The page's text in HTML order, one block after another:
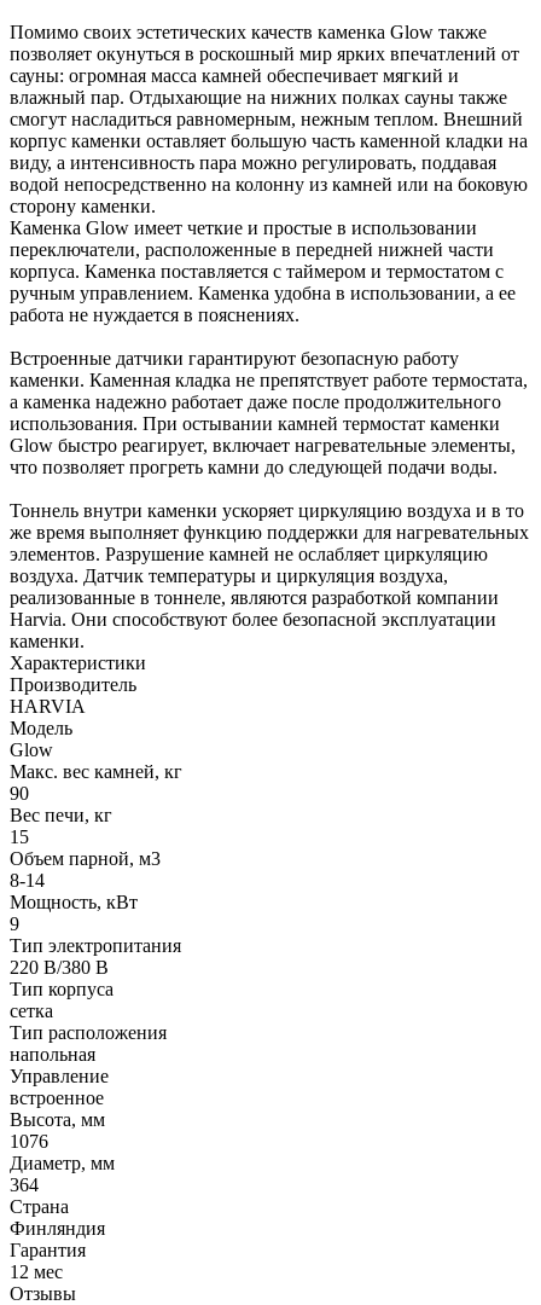
Помимо своих эстетических качеств каменка Glow также
позволяет окунуться в роскошный мир ярких впечатлений от
сауны: огромная масса камней обеспечивает мягкий и
влажный пар. Отдыхающие на нижних полках сауны также
смогут насладиться равномерным, нежным теплом. Внешний
корпус каменки оставляет большую часть каменной кладки на
виду, а интенсивность пара можно регулировать, поддавая
водой непосредственно на колонну из камней или на боковую
сторону каменки.
Каменка Glow имеет четкие и простые в использовании
переключатели, расположенные в передней нижней части
корпуса. Каменка поставляется с таймером и термостатом с
ручным управлением. Каменка удобна в использовании, а ее
работа не нуждается в пояснениях.
Встроенные датчики гарантируют безопасную работу
каменки. Каменная кладка не препятствует работе термостата,
а каменка надежно работает даже после продолжительного
использования. При остывании камней термостат каменки
Glow быстро реагирует, включает нагревательные элементы,
что позволяет прогреть камни до следующей подачи воды.
Тоннель внутри каменки ускоряет циркуляцию воздуха и в то
же время выполняет функцию поддержки для нагревательных
элементов. Разрушение камней не ослабляет циркуляцию
воздуха. Датчик температуры и циркуляция воздуха,
реализованные в тоннеле, являются разработкой компании
Harvia. Они способствуют более безопасной эксплуатации
каменки.
Характеристики
Производитель
HARVIA
Модель
Glow
Макс. вес камней, кг
90
Вес печи, кг
15
Oбъем парной, м3
8-14
Мощность, кВт
9
Тип электропитания
220 В/380 В
Тип корпуса
сетка
Тип расположения
напольная
Управление
встроенное
Высота, мм
1076
Диаметр, мм
364
Страна
Финляндия
Гарантия
12 мес
Отзывы